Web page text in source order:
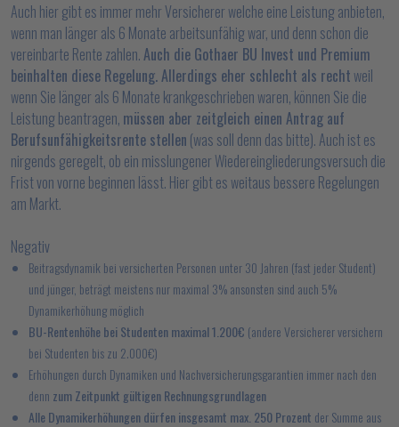
Auch hier gibt es immer mehr Versicherer welche eine Leistung anbieten,
wenn man länger als 6 Monate arbeitsunfähig war, und denn schon die
vereinbarte Rente zahlen.Auch die Gothaer BU Invest und Premium
beinhalten diese Regelung. Allerdings eher schlecht als rechtweil
wenn Sie länger als 6 Monate krankgeschrieben waren, können Sie die
Leistung beantragen, müssen aber zeitgleich einen Antrag auf
Berufsunfähigkeitsrente stellen (was soll denn das bitte). Auch ist es
nirgends geregelt, ob ein misslungener Wiedereingliederungsversuch die
Frist von vorne beginnen lässt. Hier gibt es weitaus bessere Regelungen
am Markt.
Negativ
Beitragsdynamik bei versicherten Personen unter 30 Jahren (fast jeder Student)
und jünger, beträgt meistens nur maximal 3% ansonsten sind auch 5%
Dynamikerhöhung möglich
BU-Rentenhöhe bei Studenten maximal 1.200€ (andere Versicherer versichern
bei Studenten bis zu 2.000€)
Erhöhungen durch Dynamiken und Nachversicherungsgarantien immer nach den
denn zum Zeitpunkt gültigen Rechnungsgrundlagen
Alle Dynamikerhöhungen dürfen insgesamt max. 250 Prozent der Summe aus